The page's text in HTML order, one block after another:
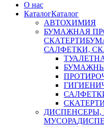
О нас
КаталогКаталог
АВТОХИМИЯ
БУМАЖНАЯ
СКАТЕРТИ
САЛФЕТКИ,
ДИСПЕНСЕРЫ,
МУСОРА